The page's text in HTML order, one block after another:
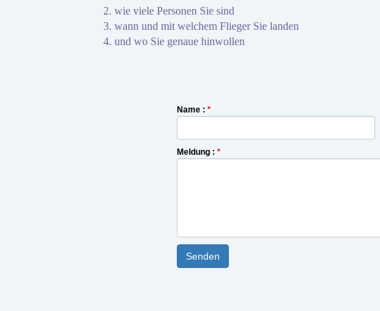
2. wie viele Personen Sie sind
3. wann und mit welchem Flieger Sie landen
4. und wo Sie genaue hinwollen
Name : *
Meldung : *